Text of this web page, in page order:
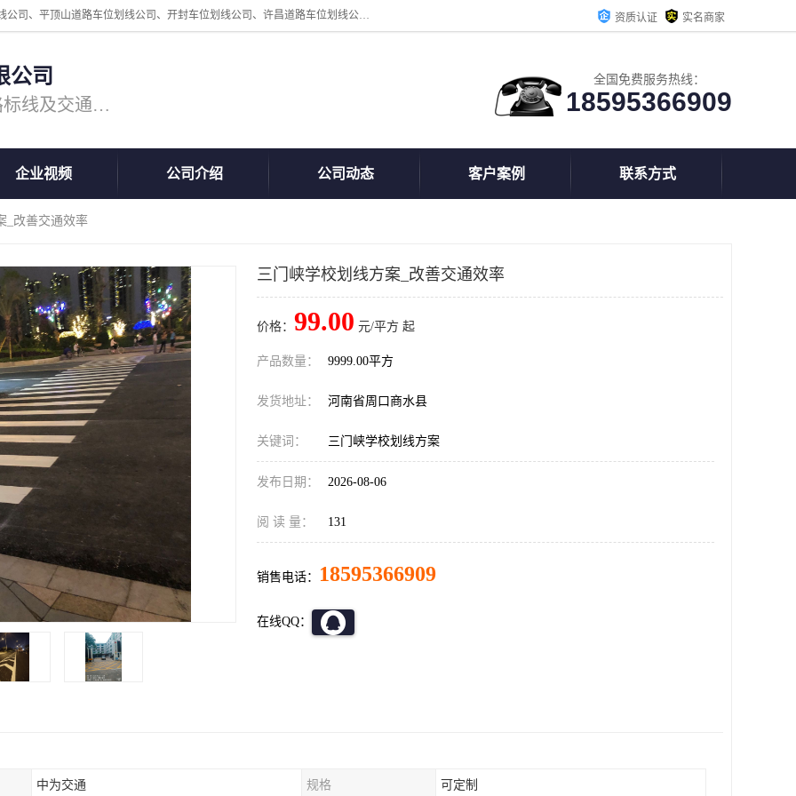
周口中为交通设施工程有限公司是一家洛阳道路划线公司、郑州道路划线公司、平顶山道路车位划线公司、开封车位划线公司、许昌道路车位划线公司、漯河道路车位划线公司，公司始终坚持“诚信、匠心、专注”的宗旨；我们的经营理念是：的服务。 资质认证 实名商家
公司
专注道路标线施工，专业的道路标线及交通设施施工服务商!
全国免费服务热线：
18595366909
企业视频 公司介绍 公司动态 客户案例 联系方式
_改善交通效率
三门峡学校划线方案_改善交通效率
价格： 99.00 元/平方 起
产品数量： 9999.00平方
发货地址： 河南省周口商水县
关键词： 三门峡学校划线方案
发布日期： 2026-08-06
阅 读 量： 131
销售电话： 18595366909
在线QQ：
中为交通 规格 可定制